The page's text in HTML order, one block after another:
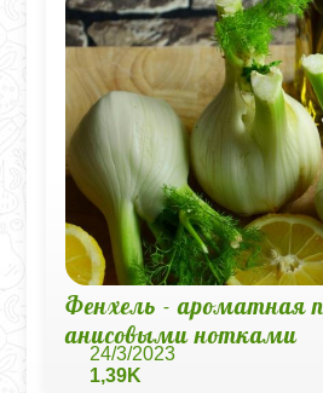
Фенхель - ароматная
анисовыми нотками
24/3/2023
1,39K